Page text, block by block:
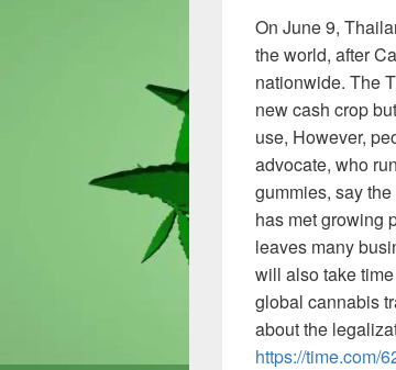
On June 9,
the world, after
nationwide. The
new cash crop
use, However,
advocate, who
gummies, say
has met growing
leaves many
will also take
global cannabis
about the
https://time.com/